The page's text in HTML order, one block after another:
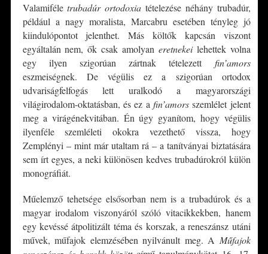
Valamiféletrubadúr ortodoxia tételezése néhány trubadúr,
például a nagy moralista, Marcabru esetében tényleg jó
kiindulópontot jelenthet. Más költők kapcsán viszont
egyáltalán nem, ők csak amolyan eretnekeilehettek volna
egy ilyen szigorúan zártnak tételezett fin’amors
eszmeiségnek. De végülis ez a szigorúan ortodox
udvariságfelfogás lett uralkodó a magyarországi
világirodalom-oktatásban, és ez a fin’amorsszemlélet jelent
meg a virágénekvitában. Én úgy gyanítom, hogy végülis
ilyenféle szemléleti okokra vezethető vissza, hogy
Zemplényi – mint már utaltam rá – a tanítványai biztatására
sem írt egyes, a neki különösen kedves trubadúrokról külön
monográfiát.
Műelemző tehetsége elsősorban nem is a trubadúrok és a
magyar irodalom viszonyáról szóló vitacikkekben, hanem
egy kevéssé átpolitizált téma és korszak, a reneszánsz utáni
művek, műfajok elemzésében nyilvánult meg. A Műfajok